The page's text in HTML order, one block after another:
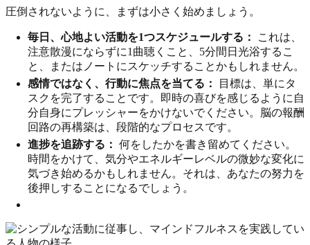
圧倒されないように、まずは小さく始めましょう。
毎日、心地よい活動を1つスケジュールする：
これは、
注意散漫にならずに1曲聴くこと、5分間日光浴するこ
と、またはノートにスケッチすることかもしれません。
感情ではなく、行動に焦点を当てる：
目標は、単にタ
スクを完了することです。即時の喜びを感じるように自
分自身にプレッシャーをかけないでください。脳の報酬
回路の再構築は、段階的なプロセスです。
進捗を追跡する： 何をしたかを書き留めてください。
時間をかけて、気分やエネルギーレベルの微妙な変化に
気づき始めるかもしれません。それは、あなたの努力を
後押しすることになるでしょう。